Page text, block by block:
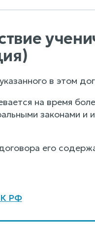
в этом
на время
законами
его
РФ